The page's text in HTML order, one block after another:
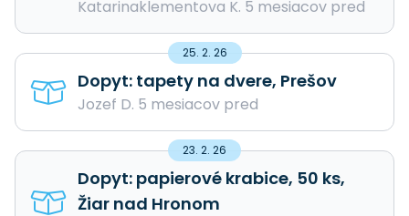
Katarinaklementova K. 5 mesiacov pred
25. 2. 26
Dopyt: tapety na dvere, Prešov
Jozef D. 5 mesiacov pred
23. 2. 26
Dopyt: papierové krabice, 50 ks,
Žiar nad Hronom